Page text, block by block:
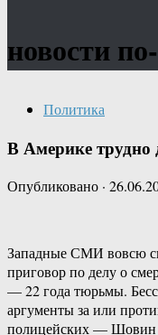
новости
Политика
В Америке
Опубликовано ·
Западные СМИ вовсю
приговор по делу о
— 22 года тюрьмы.
аргументы за или
полицейских — Шовин